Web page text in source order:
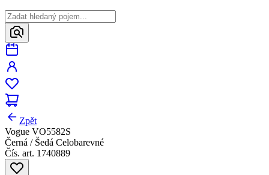
Zpět
Vogue VO5582S
Černá / Šedá Celobarevné
Čís. art. 1740889